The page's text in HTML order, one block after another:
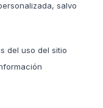
salvo
del uso del sitio